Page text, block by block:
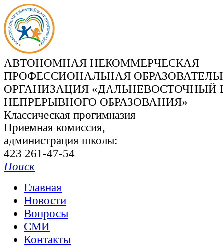
АВТОНОМНАЯ НЕКОММЕРЧЕСКАЯ
ПРОФЕССИОНАЛЬНАЯ
ОРГАНИЗАЦИЯ «ДАЛЬНЕВОСТОЧНЫЙ
НЕПРЕРЫВНОГО ОБРАЗОВАНИЯ»
Классическая прогимназия
Приемная комиссия,
администрация школы:
423 261-47-54
Поиск
Главная
Новости
Вопросы
СМИ
Контакты